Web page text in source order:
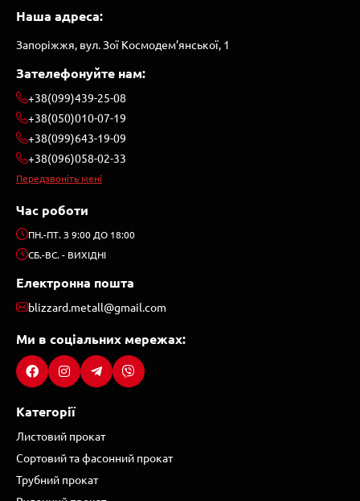
Наша адреса:
Запоріжжя, вул. Зої Космодем’янської, 1
Зателефонуйте нам:
+38(099)439-25-08
+38(050)010-07-19
+38(099)643-19-09
+38(096)058-02-33
Передзвоніть мені
Час роботи
ПН.-ПТ. З 9:00 ДО 18:00
СБ.-ВС. - ВИХІДНІ
Електронна пошта
blizzard.metall@gmail.com
Ми в соціальних мережах:
Категорії
Листовий прокат
Сортовий та фасонний прокат
Трубний прокат